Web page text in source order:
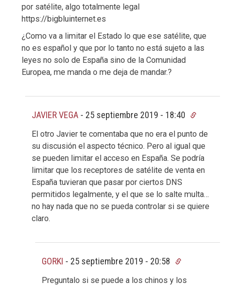
por satélite, algo totalmente legal
https://bigbluinternet.es
¿Como va a limitar el Estado lo que ese satélite, que
no es español y que por lo tanto no está sujeto a las
leyes no solo de España sino de la Comunidad
Europea, me manda o me deja de mandar.?
JAVIER VEGA - 25 septiembre 2019 - 18:40
El otro Javier te comentaba que no era el punto de
su discusión el aspecto técnico. Pero al igual que
se pueden limitar el acceso en España. Se podría
limitar que los receptores de satélite de venta en
España tuvieran que pasar por ciertos DNS
permitidos legalmente, y el que se lo salte multa…
no hay nada que no se pueda controlar si se quiere
claro.
GORKI - 25 septiembre 2019 - 20:58
Preguntalo si se puede a los chinos y los